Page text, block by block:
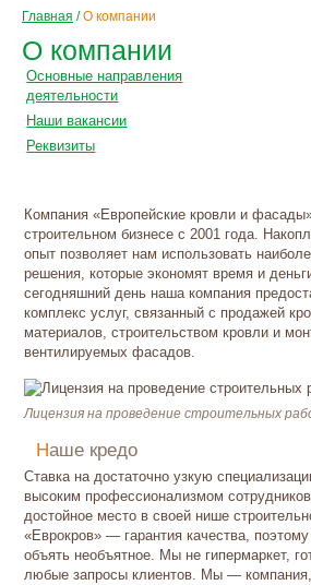
Главная /О компании
О компании
Основные направления
деятельности
Наши вакансии
Реквизиты
Компания «Европейские кровли и
строительном бизнесе с 2001 года.
опыт позволяет нам использовать
решения, которые экономят время и
сегодняшний день наша компания
комплекс услуг, связанный с продажей
материалов, строительством кровли и
вентилируемых фасадов.
Лицензия на проведение строительных
Наше кредо
Ставка на достаточно узкую
высоким профессионализмом
достойное место в своей нише
«Еврокров» — гарантия качества,
объять необъятное. Мы не гипермаркет,
любые запросы клиентов. Мы —